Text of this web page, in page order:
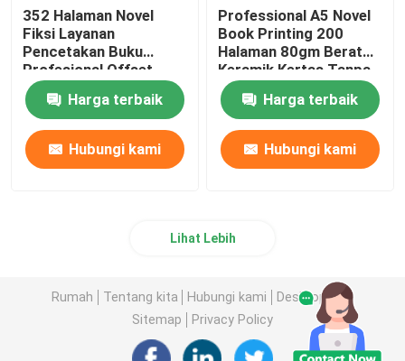
352 Halaman Novel
Fiksi Layanan
Pencetakan Buku
Profesional Offset
Printing 80gsm
Harga terbaik
Hubungi kami
Professional A5 Novel
Book Printing 200
Halaman 80gm Berat
Keramik Kertas Tanpa
Lapisan
Harga terbaik
Hubungi kami
Lihat Lebih
Rumah Tentang kita Hubungi kami
Desktop Site
Sitemap
Privacy Policy